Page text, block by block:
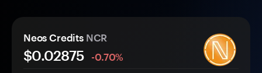
Neos Credits NCR
$0.02875
-0.70%